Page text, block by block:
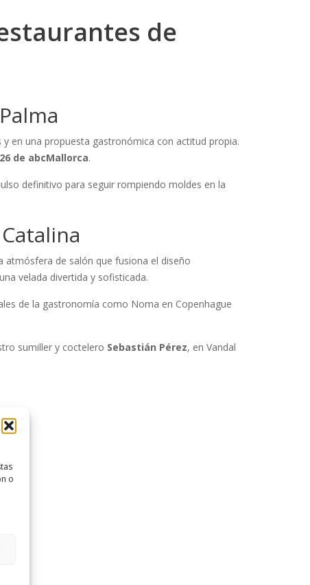
o
de
en una propuesta gastronómica con actitud propia.
de abcMallorca.
definitivo para seguir rompiendo moldes en la
atmósfera de salón que fusiona el diseño
velada divertida y sofisticada.
de la gastronomía como Noma en Copenhague
sumiller y coctelero Sebastián Pérez, en Vandal